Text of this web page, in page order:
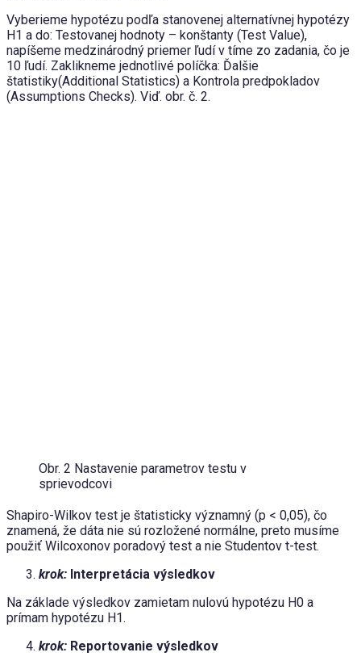
Vyberieme hypotézu podľa stanovenej alternatívnej hypotézy
H1 a do: Testovanej hodnoty – konštanty (Test Value),
napíšeme medzinárodný priemer ľudí v tíme zo zadania, čo je
10 ľudí. Zaklikneme jednotlivé políčka: Ďalšie
štatistiky(Additional Statistics) a Kontrola predpokladov
(Assumptions Checks). Viď. obr. č. 2.
Obr. 2 Nastavenie parametrov testu v
sprievodcovi
Shapiro-Wilkov test je štatisticky významný (p < 0,05), čo
znamená, že dáta nie sú rozložené normálne, preto musíme
použiť Wilcoxonov poradový test a nie Studentov t-test.
krok: Interpretácia výsledkov
Na základe výsledkov zamietam nulovú hypotézu H0 a
prímam hypotézu H1.
krok: Reportovanie výsledkov